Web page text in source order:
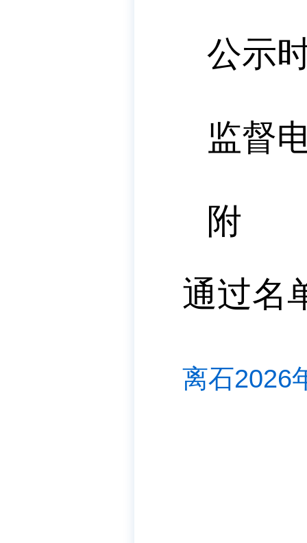
公示
监督
附
通过名
离石2026